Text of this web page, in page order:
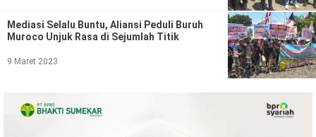
Iptek
SosBud
Mediasi Selalu Buntu, Aliansi Peduli Buruh
Muroco Unjuk Rasa di Sejumlah Titik
9 Maret 2023